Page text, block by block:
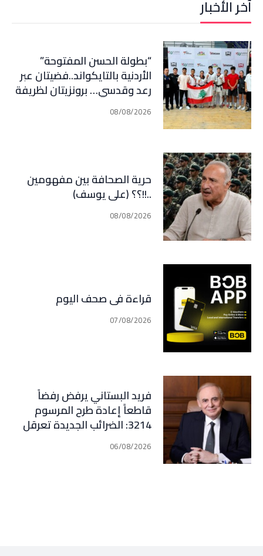
آخر الأخبار
“بطولة الحسن المفتوحة”
الأردنية بالتايكواند..فضيتان عبر
رعد وقدسي… برونزيتان لظريفة
وأبي هيلا
08/08/2026
حرية الصحافة بين مفهومين
..!!؟؟ (علي يوسف)
08/08/2026
قراءة في صحف اليوم
07/08/2026
فريد البستاني يرفض رفضاً
قاطعاً إعادة طرح المرسوم
3214: الضرائب الجديدة تعرقل
التعافي الاقتصادي وتناقض
مبدأ الشراكة
06/08/2026